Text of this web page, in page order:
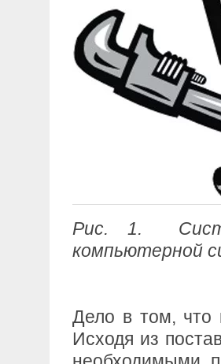
Рис. 1.
компьютерной
Дело в том, что
Исходя из